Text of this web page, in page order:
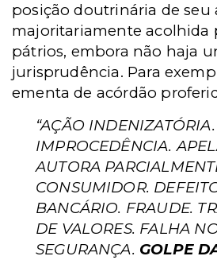
posição doutrinária de seu
majoritariamente acolhida
pátrios, embora não haja
jurisprudência. Para
ementa de acórdão
“AÇÃO
IMPROCEDÊNCIA.
AUTORA
CONSUMIDOR.
BANCÁRIO. FRAUDE.
DE VALORES. FALHA
SEGURANÇA. GOLPE